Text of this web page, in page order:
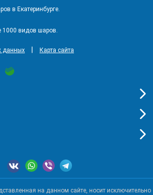
в Екатеринбурге.
1000 видов шаров.
данных Карта сайта
на данном сайте, носит исключительно